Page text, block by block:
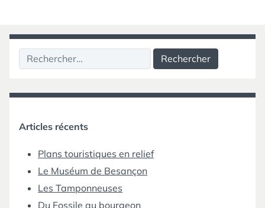
Rechercher :
Articles récents
Plans touristiques en relief
Le Muséum de Besançon
Les Tamponneuses
Du Fossile au bourgeon